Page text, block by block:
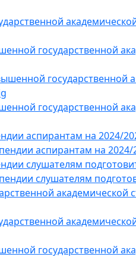
государственной
государственной
государственной
аспирантам на 2024/
аспирантам на 2024/
слушателям
слушателям
академической
государственной